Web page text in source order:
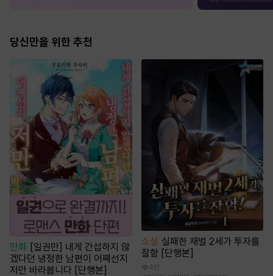
당신만을 위한 추천
만화 [일권만] 내게 간섭하지 않
겠다던 냉정한 남편이 어째선지
저만 바라봅니다 [단행본]
소설 실패한 재벌 2세가 투자를
잘함 [단행본]
4만